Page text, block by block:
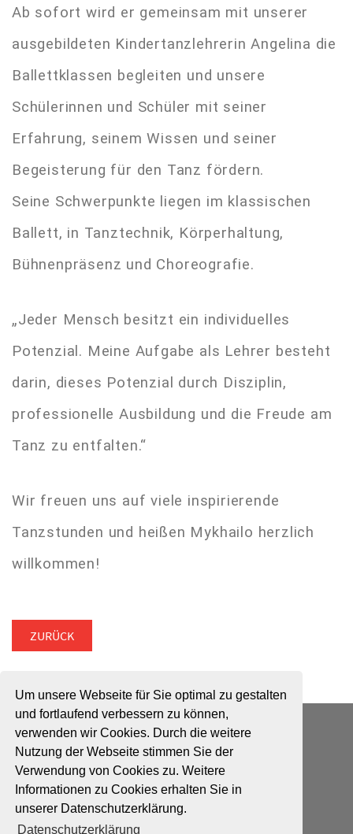
Um unsere Webseite für Sie optimal zu gestalten
und fortlaufend verbessern zu können,
verwenden wir Cookies. Durch die weitere
Nutzung der Webseite stimmen Sie der
Verwendung von Cookies zu. Weitere
Informationen zu Cookies erhalten Sie in
unserer Datenschutzerklärung.
Datenschutzerklärung
Ab sofort wird er gemeinsam mit unserer
ausgebildeten Kindertanzlehrerin Angelina die
Ballettklassen begleiten und unsere
Schülerinnen und Schüler mit seiner
Erfahrung, seinem Wissen und seiner
Begeisterung für den Tanz fördern.
Seine Schwerpunkte liegen im klassischen
Ballett, in Tanztechnik, Körperhaltung,
Bühnenpräsenz und Choreografie.
„Jeder Mensch besitzt ein individuelles
Potenzial. Meine Aufgabe als Lehrer besteht
darin, dieses Potenzial durch Disziplin,
professionelle Ausbildung und die Freude am
Tanz zu entfalten.“
Wir freuen uns auf viele inspirierende
Tanzstunden und heißen Mykhailo herzlich
willkommen!
ZURÜCK
ADTV Tanzschule Wiesrecker
Schwarzer Weg 1
31224 Peine
Tel. 05171 6639
E-Mail:
info@tanzschule-wiesrecker.de